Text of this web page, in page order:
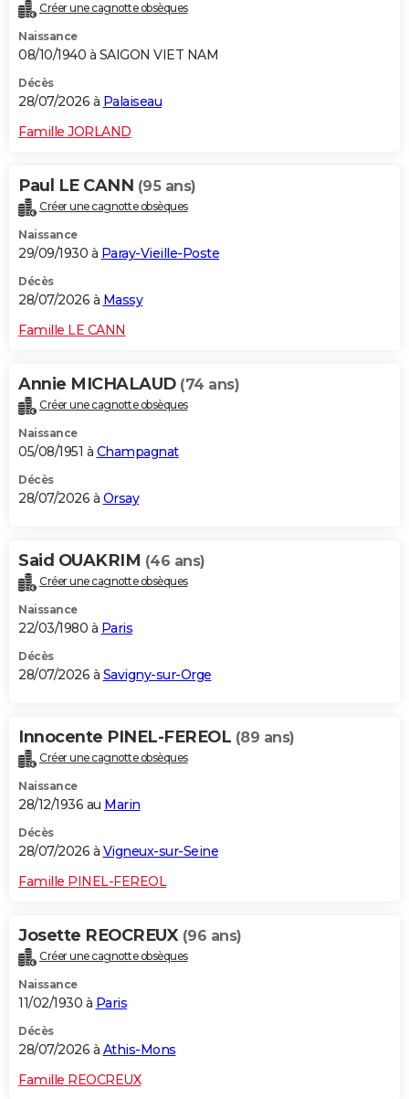
Créer une cagnotte obsèques
Naissance
08/10/1940 à SAIGON VIET NAM
Décès
28/07/2026 à Palaiseau
Famille JORLAND
Paul LE CANN (95 ans)
Créer une cagnotte obsèques
Naissance
29/09/1930 à Paray-Vieille-Poste
Décès
28/07/2026 à Massy
Famille LE CANN
Annie MICHALAUD (74 ans)
Créer une cagnotte obsèques
Naissance
05/08/1951 à Champagnat
Décès
28/07/2026 à Orsay
Said OUAKRIM (46 ans)
Créer une cagnotte obsèques
Naissance
22/03/1980 à Paris
Décès
28/07/2026 à Savigny-sur-Orge
Innocente PINEL-FEREOL (89 ans)
Créer une cagnotte obsèques
Naissance
28/12/1936 au Marin
Décès
28/07/2026 à Vigneux-sur-Seine
Famille PINEL-FEREOL
Josette REOCREUX (96 ans)
Créer une cagnotte obsèques
Naissance
11/02/1930 à Paris
Décès
28/07/2026 à Athis-Mons
Famille REOCREUX